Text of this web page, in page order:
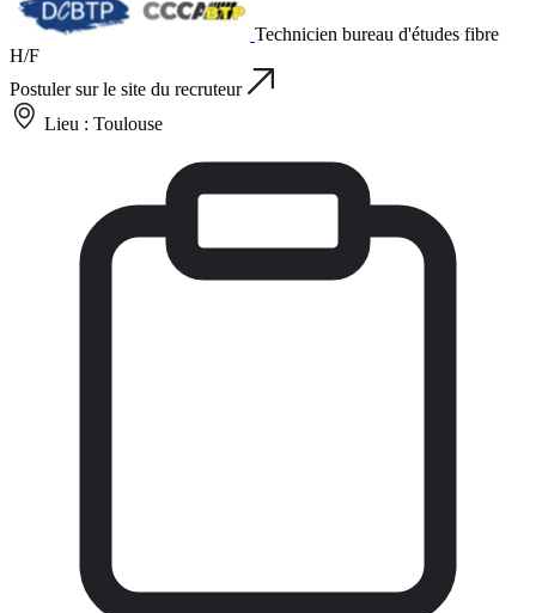
Technicien bureau d'études fibre
H/F
Postuler sur le site du recruteur
Lieu : Toulouse